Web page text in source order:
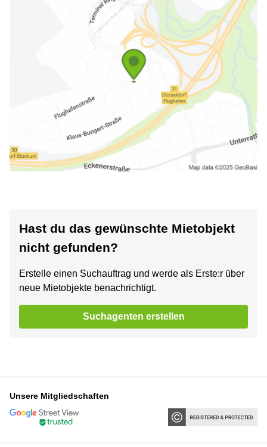
Hast du das gewünschte Mietobjekt
nicht gefunden?
Erstelle einen Suchauftrag und werde als Erste:r über
neue Mietobjekte benachrichtigt.
Suchagenten erstellen
Unsere Mitgliedschaften